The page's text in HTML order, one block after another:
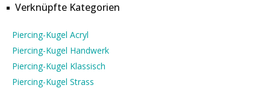
Verknüpfte Kategorien
Piercing-Kugel Acryl
Piercing-Kugel Handwerk
Piercing-Kugel Klassisch
Piercing-Kugel Strass